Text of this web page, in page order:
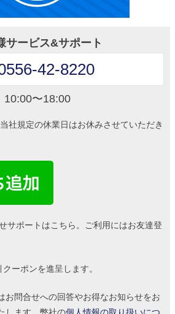
サービス&サポート
42-8220
10:00〜18:00
社規定の休業日はお休みさせていただき
サポートはこちら。ご利用にはお友達登
ーポンを進呈します。
お問合せへの回答やお得なお知らせをお